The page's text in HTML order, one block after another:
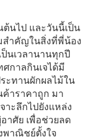
ต้นไป และวันนี้เป็น
สำคัญในสิ่งที่พี่น้อง
นเวลานานทุกปี
ศกาลกินเจได้มี
ะทานผักผลไม้ใน
าราคาถูก มา
าะลึกไปยังแหล่ง
าศัย เพื่อช่วยลด
พาณิชย์ตั้งใจ